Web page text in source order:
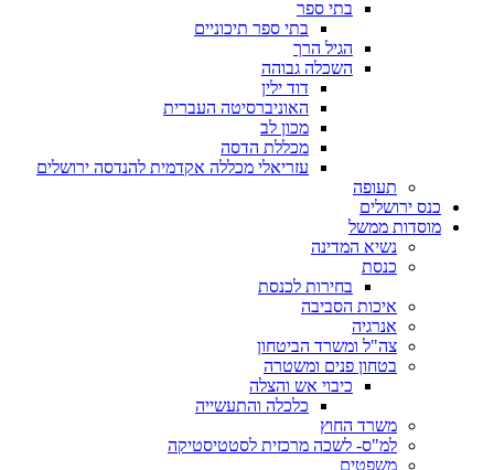
בתי ספר
בתי ספר תיכוניים
הגיל הרך
השכלה גבוהה
דוד ילין
האוניברסיטה העברית
מכון לב
מכללת הדסה
עזריאלי מכללה אקדמית להנדסה ירושלים
תעופה
כנס ירושלים
מוסדות ממשל
נשיא המדינה
כנסת
בחירות לכנסת
איכות הסביבה
אנרגיה
צה"ל ומשרד הביטחון
בטחון פנים ומשטרה
כיבוי אש והצלה
כלכלה והתעשייה
משרד החוץ
למ"ס- לשכה מרכזית לסטטיסטיקה
משפטים